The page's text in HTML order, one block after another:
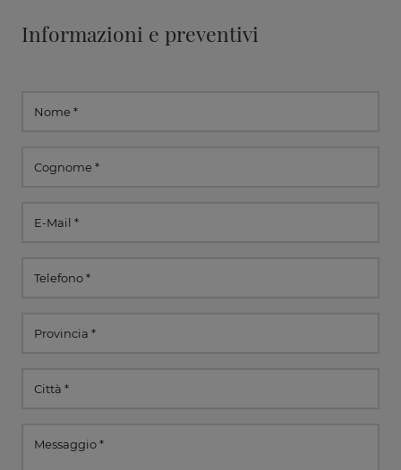
Informazioni e preventivi